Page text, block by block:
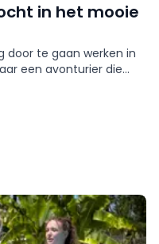
in het mooie
door te gaan werken in
een avonturier die
Een afwisselende
Daarnaast kun jij
Blijf enthousiast
je kunt verwachten.